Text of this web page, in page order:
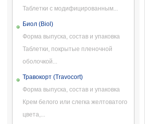
Таблетки с модифицированным...
Биол (Biol)
Форма выпуска, состав и упаковка
Таблетки, покрытые пленочной
оболочкой...
Травокорт (Travocort)
Форма выпуска, состав и упаковка
Крем белого или слегка желтоватого
цвета,...